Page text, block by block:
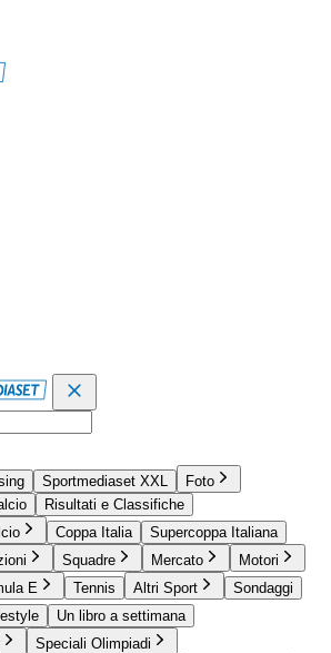
Sportmediaset XXL
Foto
Risultati e Classifiche
Coppa Italia
Supercoppa Italiana
Squadre Mercato
Motori
E Tennis Altri Sport
Sondaggi
Un libro a settimana
Speciali Olimpiadi